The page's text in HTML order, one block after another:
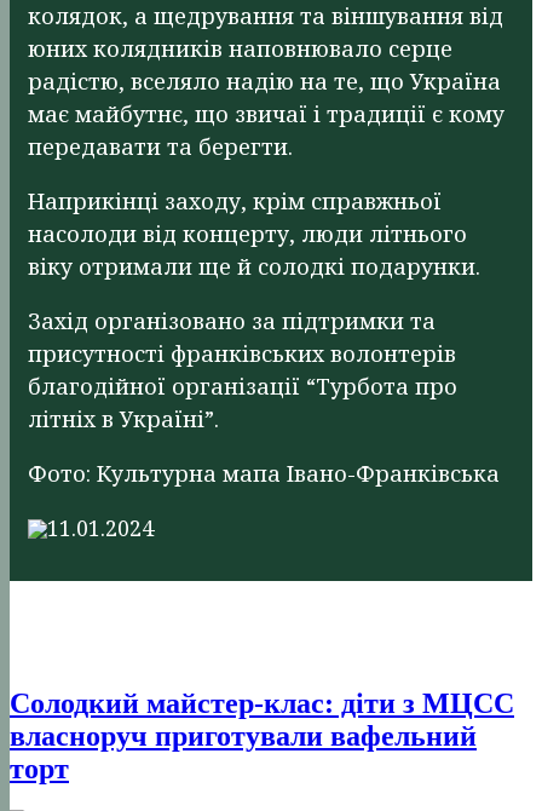
колядок, а щедрування та віншування від
юних колядників наповнювало серце
радістю, вселяло надію на те, що Україна
має майбутнє, що звичаї і традиції є кому
передавати та берегти.
Наприкінці заходу, крім справжньої
насолоди від концерту, люди літнього
віку отримали ще й солодкі подарунки.
Захід організовано за підтримки та
присутності франківських волонтерів
благодійної організації “Турбота про
літніх в Україні”.
Фото: Культурна мапа Івано-Франківська
11.01.2024
Солодкий майстер-клас: діти з МЦСС
власноруч приготували вафельний
торт